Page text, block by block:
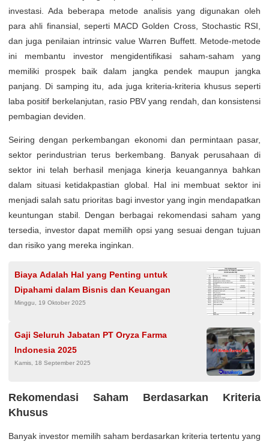
investasi. Ada beberapa metode analisis yang digunakan oleh
para ahli finansial, seperti MACD Golden Cross, Stochastic RSI,
dan juga penilaian intrinsic value Warren Buffett. Metode-metode
ini membantu investor mengidentifikasi saham-saham yang
memiliki prospek baik dalam jangka pendek maupun jangka
panjang. Di samping itu, ada juga kriteria-kriteria khusus seperti
laba positif berkelanjutan, rasio PBV yang rendah, dan konsistensi
pembagian deviden.
Seiring dengan perkembangan ekonomi dan permintaan pasar,
sektor perindustrian terus berkembang. Banyak perusahaan di
sektor ini telah berhasil menjaga kinerja keuangannya bahkan
dalam situasi ketidakpastian global. Hal ini membuat sektor ini
menjadi salah satu prioritas bagi investor yang ingin mendapatkan
keuntungan stabil. Dengan berbagai rekomendasi saham yang
tersedia, investor dapat memilih opsi yang sesuai dengan tujuan
dan risiko yang mereka inginkan.
Biaya Adalah Hal yang Penting untuk
Dipahami dalam Bisnis dan Keuangan
Minggu, 19 Oktober 2025
Gaji Seluruh Jabatan PT Oryza Farma
Indonesia 2025
Kamis, 18 September 2025
Rekomendasi Saham Berdasarkan Kriteria
Khusus
Banyak investor memilih saham berdasarkan kriteria tertentu yang